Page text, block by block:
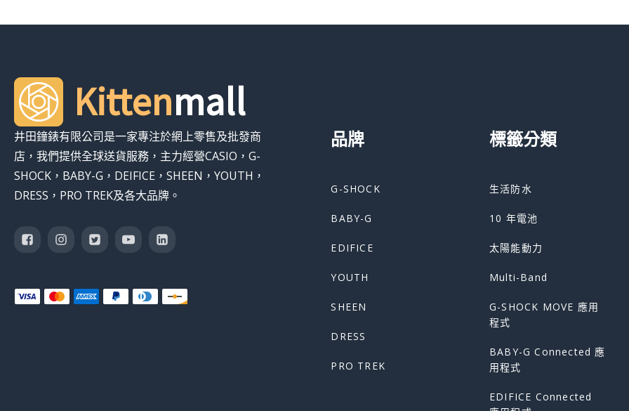
Kittenmall
井田鐘錶有限公司是一家專注於網上零售及批發商
店，我們提供全球送貨服務，主力經營CASIO，G-
SHOCK，BABY-G，DEIFICE，SHEEN，YOUTH，
DRESS，PRO TREK及各大品牌。
品牌
G-SHOCK
BABY-G
EDIFICE
YOUTH
SHEEN
DRESS
PRO TREK
標籤分類
生活防水
10 年電池
太陽能動力
Multi-Band
G-SHOCK MOVE 應用
程式
BABY-G Connected 應
用程式
EDIFICE Connected